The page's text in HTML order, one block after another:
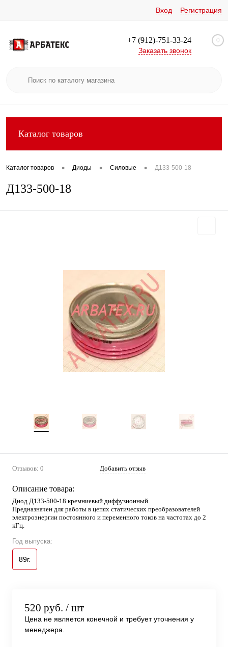
Вход Регистрация
+7 (912)-751-33-24
Заказать звонок
0
Каталог товаров
Каталог товаров • Диоды • Силовые • Д133-500-18
Д133-500-18
Отзывов: 0 Добавить отзыв
Описание товара:
Диод Д133-500-18 кремниевый диффузионный.
Предназначен для работы в цепях статических преобразователей
электроэнергии постоянного и переменного токов на частотах до 2
кГц.
Год выпуска:
89г.
520 руб. / шт
Цена не является конечной и требует уточнения у
менеджера.